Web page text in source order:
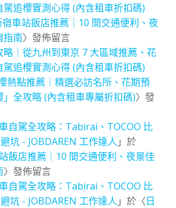
追櫻實測心得 (內含租車折扣碼)
車站飯店推薦｜10 間交通便利、夜
指南〉發佈留言
略｜從九州到東京 7 大區域推薦、花
追櫻實測心得 (內含租車折扣碼)
熱點推薦｜精選必訪名所、花期預
全攻略 (內含租車專屬折扣碼)〉發
自駕全攻略：Tabirai、TOCOO 比
坑 - JOBDAREN 工作達人 」於
飯店推薦｜10 間交通便利、夜景佳
〉發佈留言
自駕全攻略：Tabirai、TOCOO 比
坑 - JOBDAREN 工作達人 」於〈日